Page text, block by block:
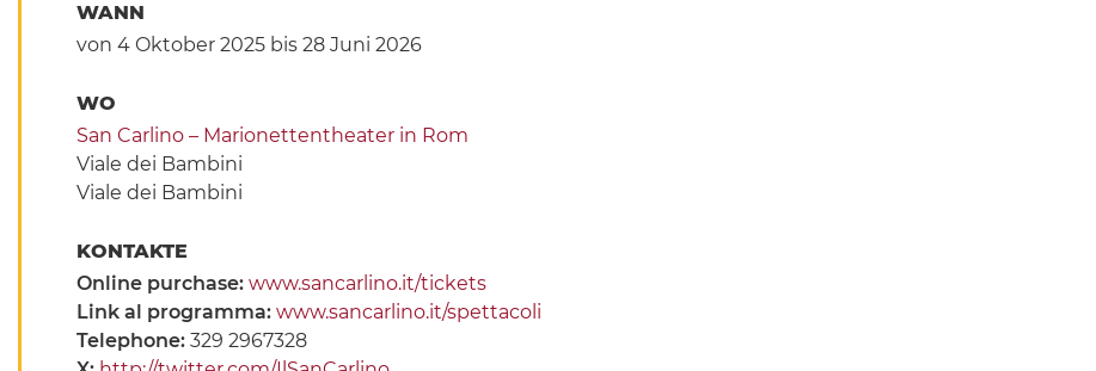
WANN
von 4 Oktober 2025bis 28 Juni 2026
WO
San Carlino – Marionettentheater in Rom
Viale dei Bambini
Viale dei Bambini
KONTAKTE
Online purchase: www.sancarlino.it/tickets
Link al programma: www.sancarlino.it/spettacoli
Telephone: 329 2967328